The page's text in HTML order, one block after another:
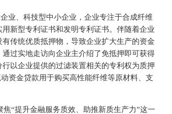
业、科技型中小企业，企业专注于合成纤维
新型专利证书和发明专利证书。伴随着企业
传统优质抵押物，导致企业扩大生产的资金
过实地走访向企业主介绍了免抵押即可获得
以企业提供的过滤装置相关的专利权为质押
资金贷款用于购买高性能纤维等原材料、支
“提升金融服务质效、助推新质生产力”这一